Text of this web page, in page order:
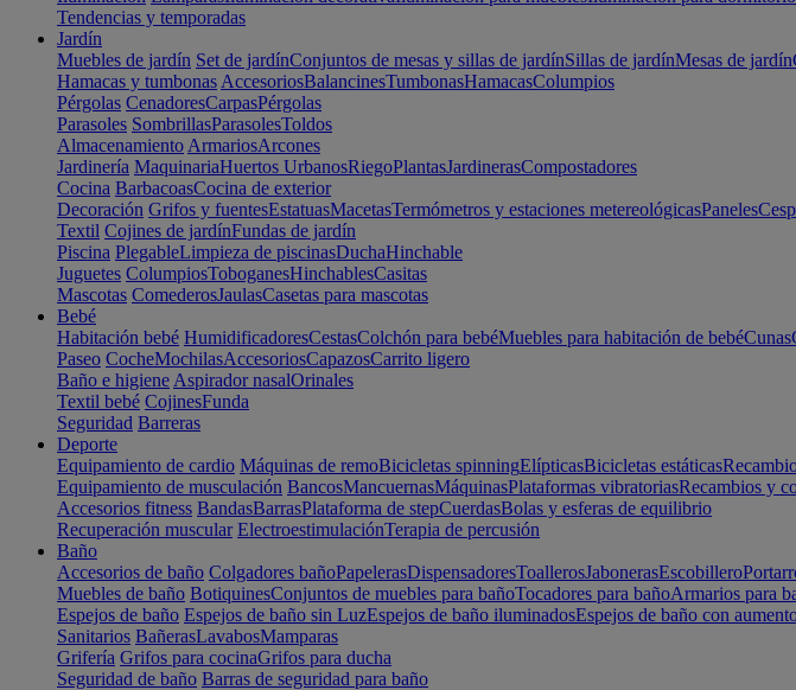
Tendencias y temporadas
Jardín
Muebles de jardín Set de jardínConjuntos de mesas y sillas de jardínSillas de jardínMesas de jardín
Hamacas y tumbonas AccesoriosBalancinesTumbonasHamacasColumpios
Pérgolas CenadoresCarpasPérgolas
Parasoles SombrillasParasolesToldos
Almacenamiento ArmariosArcones
Jardinería MaquinariaHuertos UrbanosRiegoPlantasJardinerasCompostadores
Cocina BarbacoasCocina de exterior
Decoración Grifos y fuentesEstatuasMacetasTermómetros y estaciones metereológicasPaneles
Textil Cojines de jardínFundas de jardín
Piscina PlegableLimpieza de piscinasDuchaHinchable
Juguetes ColumpiosToboganesHinchablesCasitas
Mascotas ComederosJaulasCasetas para mascotas
Bebé
Habitación bebé HumidificadoresCestasColchón para bebéMuebles para habitación de bebéCunas
Paseo CocheMochilasAccesoriosCapazosCarrito ligero
Baño e higiene Aspirador nasalOrinales
Textil bebé CojinesFunda
Seguridad Barreras
Deporte
Equipamiento de cardio Máquinas de remoBicicletas spinningElípticasBicicletas estáticas
Equipamiento de musculación BancosMancuernasMáquinasPlataformas vibratoriasRecambios y
Accesorios fitness BandasBarrasPlataforma de stepCuerdasBolas y esferas de equilibrio
Recuperación muscular ElectroestimulaciónTerapia de percusión
Baño
Accesorios de baño Colgadores bañoPapelerasDispensadoresToallerosJabonerasEscobillero
Muebles de baño BotiquinesConjuntos de muebles para bañoTocadores para bañoArmarios para
Espejos de baño Espejos de baño sin LuzEspejos de baño iluminadosEspejos de baño con
Sanitarios BañerasLavabosMamparas
Grifería Grifos para cocinaGrifos para ducha
Seguridad de baño Barras de seguridad para baño